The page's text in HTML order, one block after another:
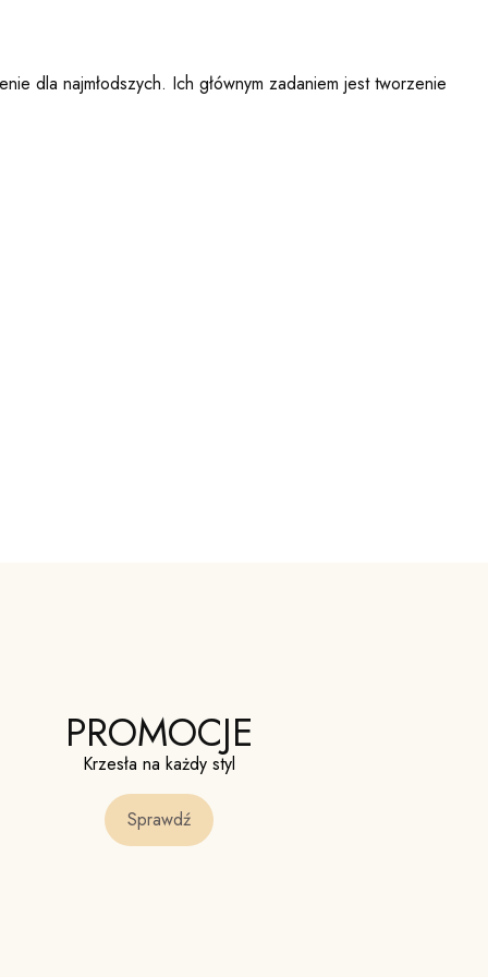
dla najmłodszych. Ich głównym zadaniem jest tworzenie
PROMOCJE
Krzesła na każdy styl
Sprawdź